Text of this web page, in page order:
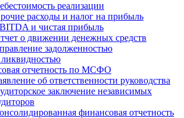
реализации
расходы и налог на прибыль
и чистая прибыль
о движении денежных средств
задолженностью
отчетность по МСФО
об ответственности руководства
заключение независимых
финансовая отчетность